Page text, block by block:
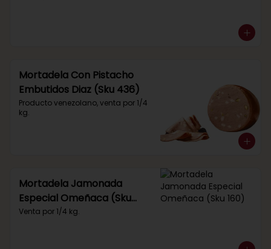
Mortadela Con Pistacho
Embutidos Diaz (Sku 436)
Producto venezolano, venta por 1/4
kg.
Mortadela Jamonada
Especial Omeñaca (Sku
160)
Venta por 1/4 kg.